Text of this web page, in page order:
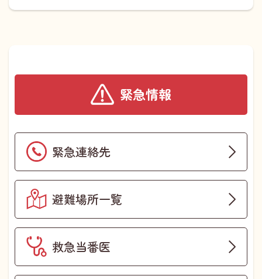
緊急情報
緊急連絡先
避難場所一覧
救急当番医